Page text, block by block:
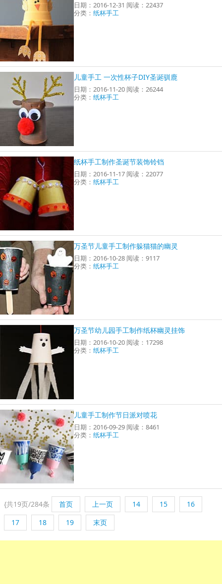
日期：2016-12-31 阅读：22437
分类：纸杯手工
儿童手工 一次性杯子DIY圣诞驯鹿
日期：2016-11-20 阅读：26244
分类：纸杯手工
纸杯手工制作圣诞节装饰铃铛
日期：2016-11-17 阅读：22077
分类：纸杯手工
万圣节儿童手工制作躲猫猫的幽灵
日期：2016-10-28 阅读：9117
分类：纸杯手工
万圣节幼儿园手工制作纸杯幽灵挂饰
日期：2016-10-20 阅读：17298
分类：纸杯手工
儿童手工制作节日派对喷花
日期：2016-09-29 阅读：8461
分类：纸杯手工
{共19页/284条 首页 上一页 14 15
16
17
18 19 末页